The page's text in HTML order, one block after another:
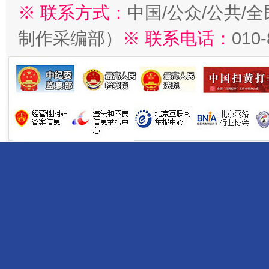
※ 联系方式： 中国/公众/公共/
制作采编部）
※ 联系电话：